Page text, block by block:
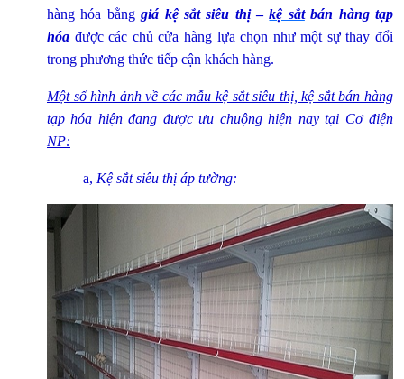
hàng hóa bằnggiá kệ sắt siêu thị–kệ sắtbán hàng tạp
hóa được các chủ cửa hàng lựa chọn như một sự thay đổi
trong phương thức tiếp cận khách hàng.
Một số hình ảnh về các mẫu kệ sắt siêu thị, kệ sắt bán hàng
tạp hóa hiện đang được ưu chuộng hiện nay tại Cơ điện
NP:
a, Kệ sắt siêu thị áp tường: